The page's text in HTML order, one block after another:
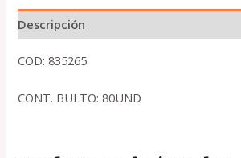
Descripción
COD: 835265
CONT. BULTO: 80UND